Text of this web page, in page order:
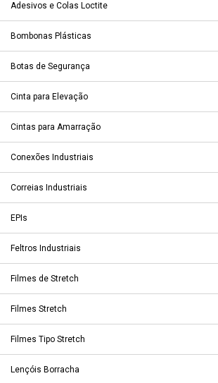
Adesivos e Colas Loctite
Bombonas Plásticas
Botas de Segurança
Cinta para Elevação
Cintas para Amarração
Conexões Industriais
Correias Industriais
EPIs
Feltros Industriais
Filmes de Stretch
Filmes Stretch
Filmes Tipo Stretch
Lençóis Borracha